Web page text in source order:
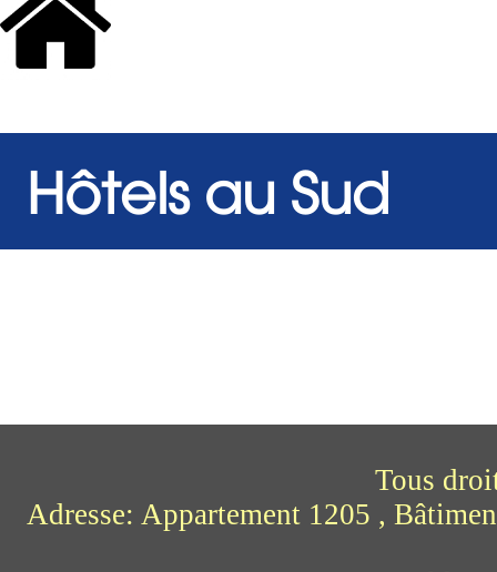
Hôtels au Sud
Tous
Adresse: Appartement 1205 ,